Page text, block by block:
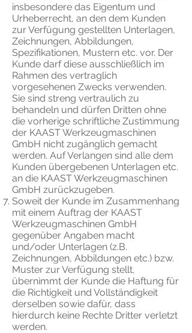
insbesondere das Eigentum und
Urheberrecht, an den dem Kunden
zur Verfügung gestellten Unterlagen,
Zeichnungen, Abbildungen,
Spezifikationen, Mustern etc. vor. Der
Kunde darf diese ausschließlich im
Rahmen des vertraglich
vorgesehenen Zwecks verwenden.
Sie sind streng vertraulich zu
behandeln und dürfen Dritten ohne
die vorherige schriftliche Zustimmung
der KAAST Werkzeugmaschinen
GmbH nicht zugänglich gemacht
werden. Auf Verlangen sind alle dem
Kunden übergebenen Unterlagen etc.
an die KAAST Werkzeugmaschinen
GmbH zurückzugeben.
Soweit der Kunde im Zusammenhang
mit einem Auftrag der KAAST
Werkzeugmaschinen GmbH
gegenüber Angaben macht
und/oder Unterlagen (z.B.
Zeichnungen, Abbildungen etc.) bzw.
Muster zur Verfügung stellt,
übernimmt der Kunde die Haftung für
die Richtigkeit und Vollständigkeit
derselben sowie dafür, dass
hierdurch keine Rechte Dritter verletzt
werden.